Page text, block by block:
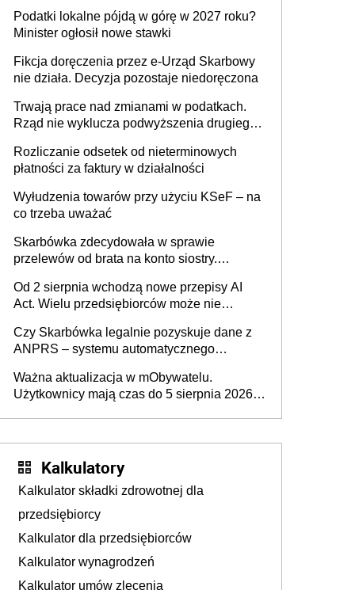
umowy cywilnoprawnej jedynym
racjonalnym wyjściem
Podatki lokalne pójdą w górę w 2027 roku?
Minister ogłosił nowe stawki
Fikcja doręczenia przez e-Urząd Skarbowy
nie działa. Decyzja pozostaje niedoręczona
Trwają prace nad zmianami w podatkach.
Rząd nie wyklucza podwyższenia drugiego
Rozliczanie odsetek od nieterminowych
płatności za faktury w działalności
Wyłudzenia towarów przy użyciu KSeF – na
co trzeba uważać
Skarbówka zdecydowała w sprawie
przelewów od brata na konto siostry.
darowizna, ale podatku jednak nie będzie
Od 2 sierpnia wchodzą nowe przepisy AI
Act. Wielu przedsiębiorców może nie
Czy Skarbówka legalnie pozyskuje dane z
ANPRS – systemu automatycznego
pojazdów z kamer drogowych?
Ważna aktualizacja w mObywatelu.
Użytkownicy mają czas do 5 sierpnia 2026
Kalkulatory
Kalkulator składki zdrowotnej dla
przedsiębiorcy
Kalkulator dla przedsiębiorców
Kalkulator wynagrodzeń
Kalkulator umów zlecenia